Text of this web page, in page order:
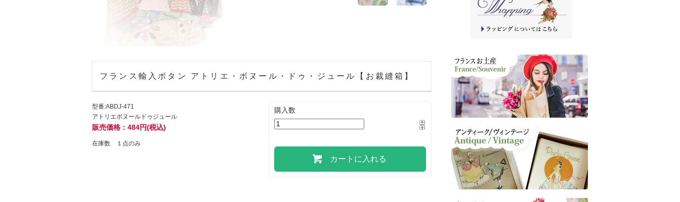
フランス輸入ボタン アトリエ・ボヌール・ドゥ・ジュール【お裁縫箱】
型番:ABDJ-471
アトリエボヌールドゥジュール
販売価格：484円(税込)
在庫数 １点のみ
購入数
カートに入れる